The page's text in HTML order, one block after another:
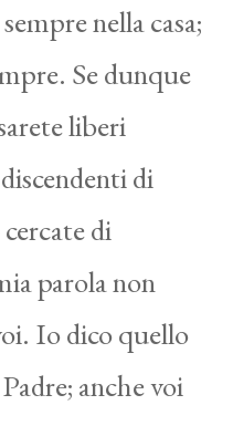
nella casa;
Se dunque
liberi
di
di
parola non
Io dico quello
anche voi